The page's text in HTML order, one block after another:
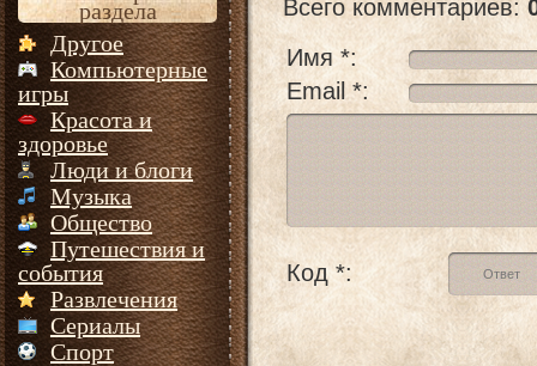
раздела
Другое
Компьютерные
игры
Красота и
здоровье
Люди и блоги
Музыка
Общество
Путешествия и
события
Развлечения
Сериалы
Спорт
Всего комментариев:
Имя *:
Email *:
Код *: